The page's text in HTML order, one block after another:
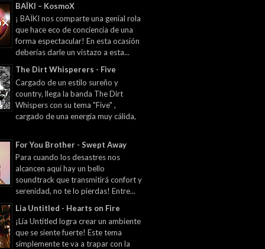
BAÏKI – KosmoX
¡ BAÏKI nos comparte una genial rola
que hace eco de conciencia de una
forma espectacular! En esta ocasión
deberías darle un vistazo a esta...
The Dirt Whisperers - Five
Cargado de un estilo sureño y
country, llega la banda The Dirt
Whispers con su tema "Five" ,
cargado de una energía muy cálida,
For You Brother - Swept Away
Para cuando los desastres nos
alcancen aquí hay un bello
soundtrack que transmitirá confort y
serenidad, no te lo pierdas! Entre...
Lia Untitled - Hearts on Fire
¡Lia Untitled logra crear un ambiente
que se siente fuerte! Este tema
simplemente te va a trapar con la